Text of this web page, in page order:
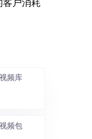
户消耗
频库
频包